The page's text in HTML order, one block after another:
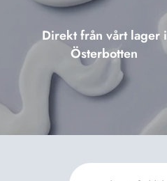
Direkt från vårt lager i
Österbotten